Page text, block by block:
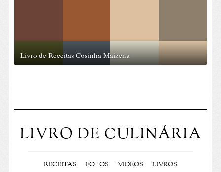
Livro de Receitas Cosinha Maizena
LIVRO DE CULINÁRIA
RECEITAS FOTOS VIDEOS
LIVROS